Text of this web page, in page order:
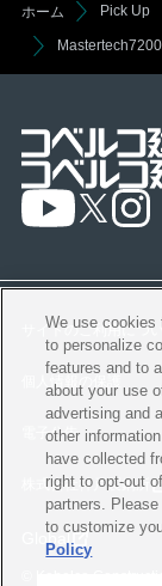
ホーム Pick Up
サイトのご利用につ
個人情報の保護
電子公告
株式会社神戸製鋼所
Global
© Kobelco
We use cookies
to personalize
features and to
about your use
advertising and
other
have collected
right to opt-out
partners.
to customize
Policy